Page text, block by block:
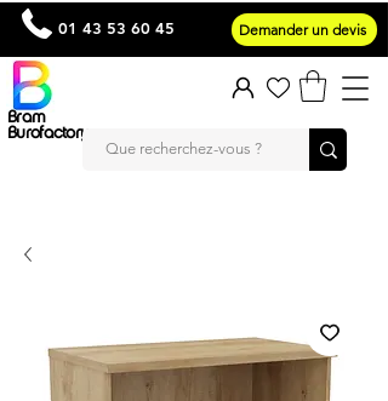
Bram
Burofactory
01 43 53 60 45 Demander un devis